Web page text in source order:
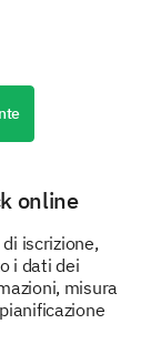
within
most
online
iscrizione,
i dati dei
misura